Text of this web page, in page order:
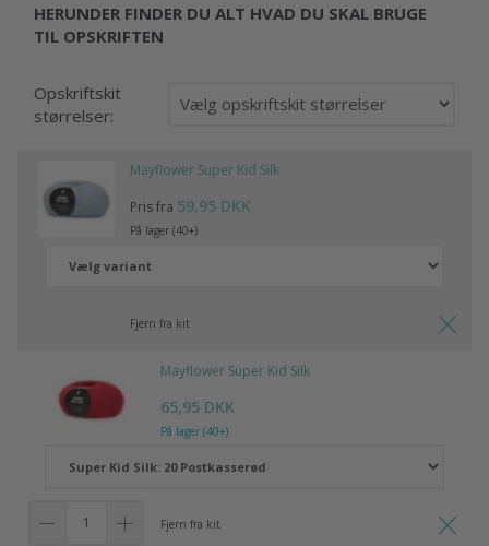
HERUNDER FINDER DU ALT HVAD DU SKAL BRUGE
TIL OPSKRIFTEN
Opskriftskit
størrelser:
Mayflower Super Kid Silk
Pris fra 59,95 DKK
På lager (40+)
Fjern fra kit
Mayflower Super Kid Silk
65,95 DKK
På lager (40+)
Fjern fra kit